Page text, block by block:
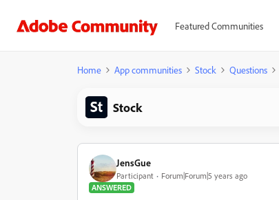
Featured Communities
Home App communities Stock Questions
Stock
JensGue
Participant
Forum|Forum|5 years ago
ANSWERED